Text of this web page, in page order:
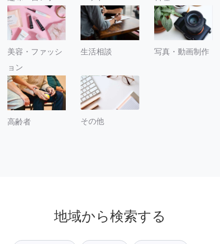
美容・ファッシ
ョン
生活相談 写真・動画制作
高齢者 その他
地域から検索する